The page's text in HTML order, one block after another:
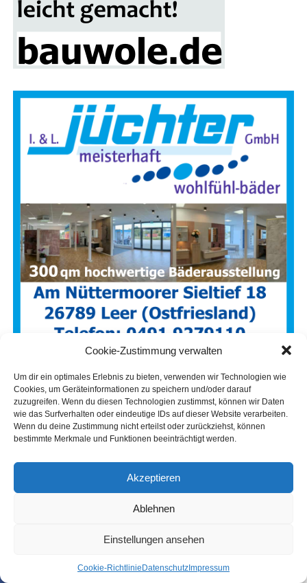
Cookie-Zustimmung verwalten
Um dir ein optimales Erlebnis zu bieten, verwenden wir Technologien wie
Cookies, um Geräteinformationen zu speichern und/oder darauf
zuzugreifen. Wenn du diesen Technologien zustimmst, können wir Daten
wie das Surfverhalten oder eindeutige IDs auf dieser Website verarbeiten.
Wenn du deine Zustimmung nicht erteilst oder zurückziehst, können
bestimmte Merkmale und Funktionen beeinträchtigt werden.
Akzeptieren
Ablehnen
Einstellungen ansehen
Coo­kie-Richt­li­nie Daten­schutz Impres­sum
SHARE TWEET